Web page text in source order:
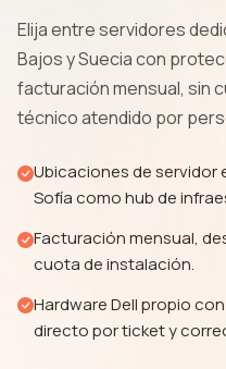
Elija entre servidores
Bajos y Suecia con
facturación mensual, sin
técnico atendido por
Ubicaciones de
Sofía como hub de
Facturación mensual,
cuota de instalación.
Hardware Dell propio
directo por ticket y